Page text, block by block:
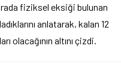
fiziksel eksiği bulunan
anlatarak, kalan 12
olacağının altını çizdi.